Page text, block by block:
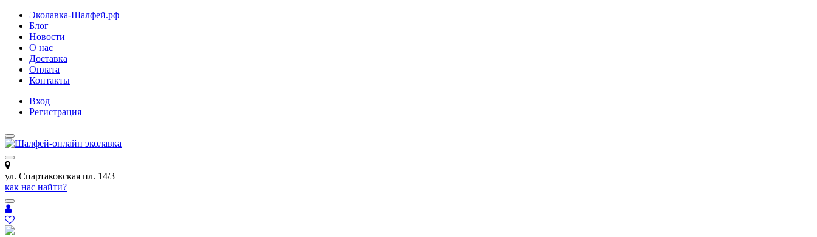
Эколавка-Шалфей.рф
Блог
Новости
О нас
Доставка
Оплата
Контакты
Вход
Регистрация
ул. Спартаковская пл. 14/3
как нас найти?